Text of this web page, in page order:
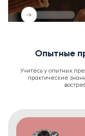
Опытные
Учитесь у опытных
практические